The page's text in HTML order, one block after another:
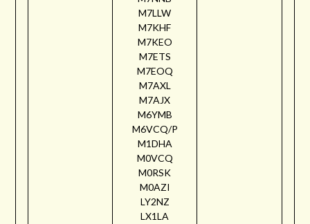
M7LLW
M7KHF
M7KEO
M7ETS
M7EOQ
M7AXL
M7AJX
M6YMB
M6VCQ/P
M1DHA
M0VCQ
M0RSK
M0AZI
LY2NZ
LX1LA